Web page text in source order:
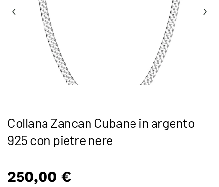
Collana Zancan Cubane in argento
925 con pietre nere
250,00 €